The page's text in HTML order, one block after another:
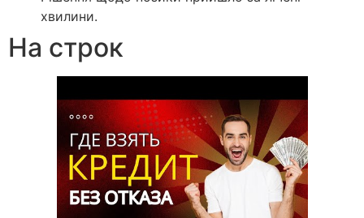
хвилини.
На строк